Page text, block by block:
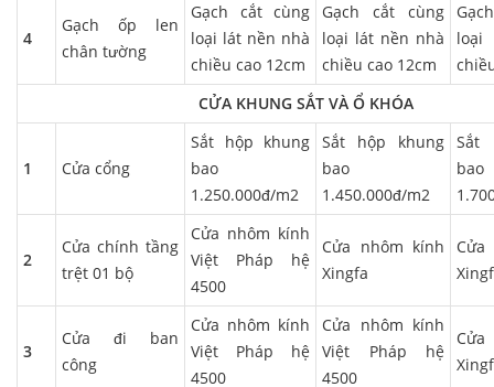
4
Gạch ốp len
chân tường
Gạch cắt cùng
loại lát nền nhà
chiều cao 12cm
Gạch cắt cùng
loại lát nền nhà
chiều cao 12cm
loại
CỬA KHUNG SẮT VÀ Ổ KHÓA
1 Cửa cổng
Sắt hộp khung
bao
1.250.000đ/m2
Sắt hộp khung
bao
1.450.000đ/m2
Sắt
bao
2
Cửa chính tầng
trệt 01 bộ
Cửa nhôm kính
Việt Pháp hệ
4500
Cửa nhôm kính
Xingfa
3
Cửa đi ban
công
Cửa nhôm kính
Việt Pháp hệ
4500
Cửa nhôm kính
Việt Pháp hệ
4500